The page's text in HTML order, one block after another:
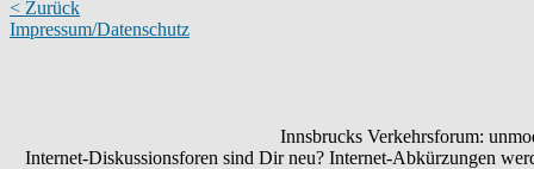
< Zurück
Impressum/Datenschutz
Innsbrucks Verkehrsforum:
Internet-Diskussionsforen sind Dir neu? Internet-Abkürzungen